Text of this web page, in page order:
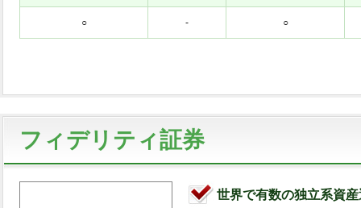
○ - ○
フィデリティ証券
世界で有数の独立系資